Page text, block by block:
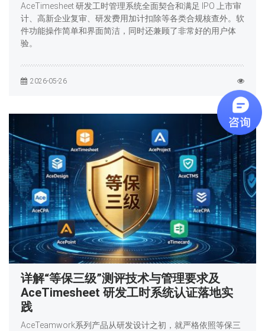
AceTimesheet 研发工时管理系统全面契合和满足 IPO 上市审
计、高新企业复审、研发费用加计扣除等各类合规核查外。软
件功能操作简单和界面简洁，同时还兼顾了非常好的用户体
验。
2026-05-26
详解“等保三级”测评技术与管理要求及
AceTimesheet 研发工时系统认证落地实
践
AceTeamwork系列产品从研发设计之初，就严格依照等保三